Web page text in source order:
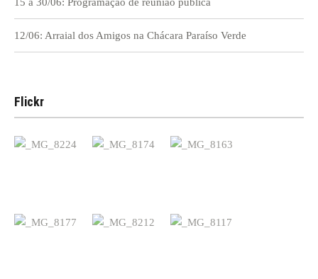
12/06: Arraial dos Amigos na Chácara Paraíso Verde
Flickr